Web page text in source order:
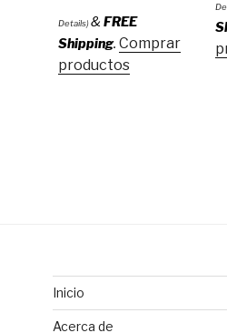
Details)& FREE
Shipping. Comprar
productos
Inicio
Acerca de